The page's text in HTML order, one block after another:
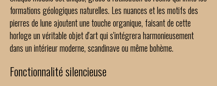
formations géologiques naturelles. Les nuances et les motifs des
pierres de lune ajoutent une touche organique, faisant de cette
horloge un véritable objet d'art qui s'intégrera harmonieusement
dans un intérieur moderne, scandinave ou même bohème.
Fonctionnalité silencieuse